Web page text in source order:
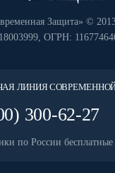
Защита» ©
, ОГРН:
ЛИНИЯ
300-62-27
по России бесплатные